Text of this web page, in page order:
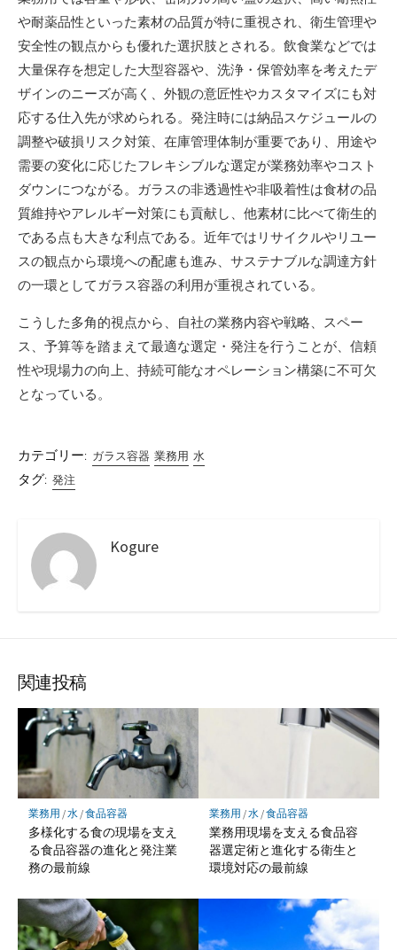
や耐薬品性といった素材の品質が特に重視され、衛生管理や
安全性の観点からも優れた選択肢とされる。飲食業などでは
大量保存を想定した大型容器や、洗浄・保管効率を考えたデ
ザインのニーズが高く、外観の意匠性やカスタマイズにも対
応する仕入先が求められる。発注時には納品スケジュールの
調整や破損リスク対策、在庫管理体制が重要であり、用途や
需要の変化に応じたフレキシブルな選定が業務効率やコスト
ダウンにつながる。ガラスの非透過性や非吸着性は食材の品
質維持やアレルギー対策にも貢献し、他素材に比べて衛生的
である点も大きな利点である。近年ではリサイクルやリユー
スの観点から環境への配慮も進み、サステナブルな調達方針
の一環としてガラス容器の利用が重視されている。
こうした多角的視点から、自社の業務内容や戦略、スペー
ス、予算等を踏まえて最適な選定・発注を行うことが、信頼
性や現場力の向上、持続可能なオペレーション構築に不可欠
となっている。
カテゴリー: ガラス容器 業務用 水
タグ: 発注
Kogure
関連投稿
業務用 /水/食品容器
多様化する食の現場を支え
る食品容器の進化と発注業
務の最前線
業務用 /水/食品容器
業務用現場を支える食品容
器選定術と進化する衛生と
環境対応の最前線